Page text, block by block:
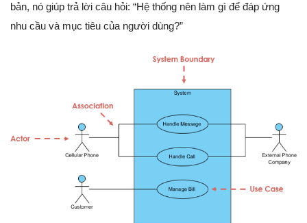
bản, nó giúp trả lời câu hỏi: “Hệ thống nên làm gì để đáp ứng
nhu cầu và mục tiêu của người dùng?”